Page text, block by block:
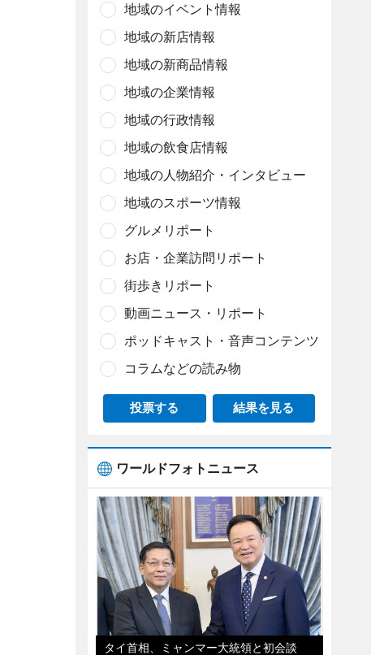
地域のイベント情報
地域の新店情報
地域の新商品情報
地域の企業情報
地域の行政情報
地域の飲食店情報
地域の人物紹介・インタビュー
地域のスポーツ情報
グルメリポート
お店・企業訪問リポート
街歩きリポート
動画ニュース・リポート
ポッドキャスト・音声コンテンツ
コラムなどの読み物
投票する 結果を見る
ワールドフォトニュース
タイ首相、ミャンマー大統領と初会談